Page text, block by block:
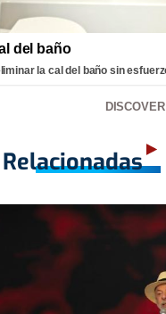
del baño
la cal del baño sin